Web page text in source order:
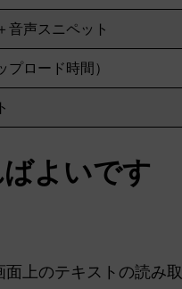
音声スニペット
ロード時間）
よいです
上のテキストの読み取